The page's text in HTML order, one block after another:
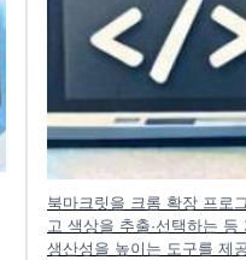
북마크릿을 크롬 확장 프로
고 색상을 추출·선택하는 등
생산성을 높이는 도구를 제